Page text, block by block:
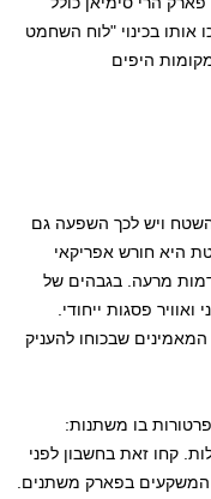
אותו בכינוי "לוח השחמט
היפים
ויש לכך השפעה גם
היא חורש אפריקאי
מרעה. בגבהים של
ואוויר פסגות ייחודי.
המאמינים שבכוחו להעניק
בו משתנות:
-3 מעלות צלסיוס ומקסימום 18 מעלות. קחו זאת בחשבון לפני
בפארק משתנים.